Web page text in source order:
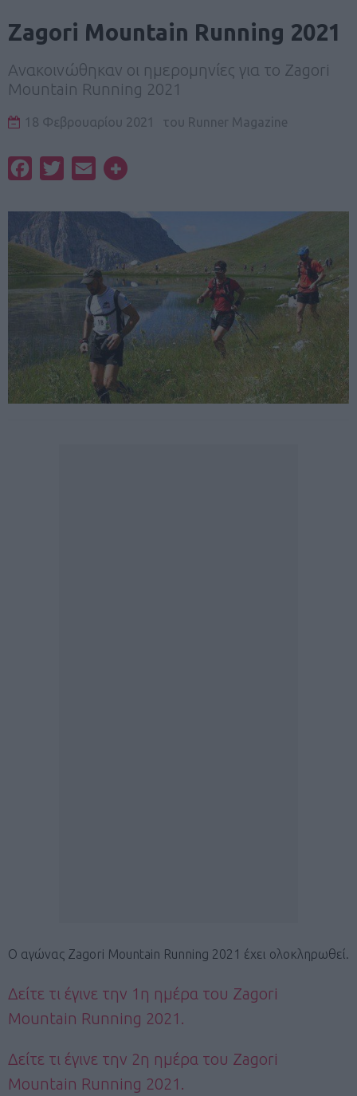
Zagori Mountain Running 2021
Ανακοινώθηκαν οι ημερομηνίες για το Zagori
Mountain Running 2021
18 Φεβρουαρίου 2021 του Runner Magazine
FacebookTwitterEmail
O αγώνας Zagori Mountain Running 2021 έχει ολοκληρωθεί.
Δείτε τι έγινε την 1η ημέρα του Zagori
Mountain Running 2021.
Δείτε τι έγινε την 2η ημέρα του Zagori
Mountain Running 2021.